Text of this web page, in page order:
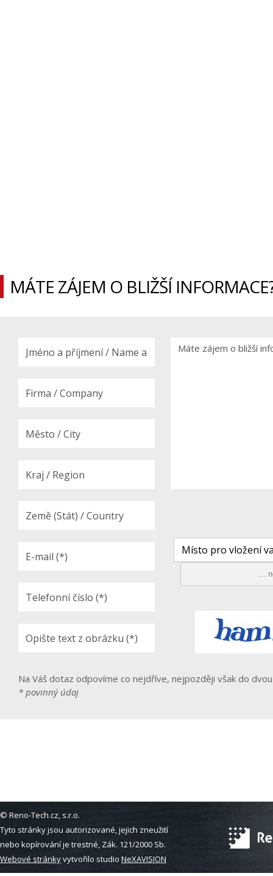
MÁTE ZÁJEM O BLIŽŠÍ
Místo pro vložení
Na Váš dotaz odpovíme co nejdříve, nejpozději však do
* povinný údaj
© Reno-Tech.cz, s.r.o.
Tyto stránky jsou autorizované, jejich zneužití
nebo kopírování je trestné, Zák. 121/2000 Sb.
Webové stránkyvytvořilo studio NeXAVISION